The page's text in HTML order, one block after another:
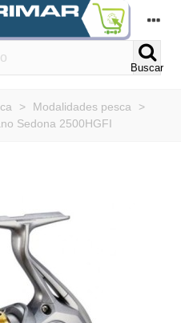
Buscar
> Modalidades pesca
>
Sedona 2500HGFI